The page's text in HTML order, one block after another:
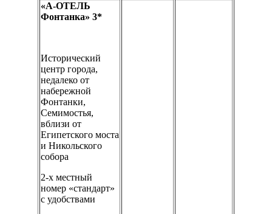
«А-ОТЕЛЬ
Фонтанка» 3*
Исторический
центр города,
недалеко от
набережной
Фонтанки,
Семимостья,
вблизи от
Египетского моста
и Никольского
собора
2-х местный
номер «стандарт»
с удобствами